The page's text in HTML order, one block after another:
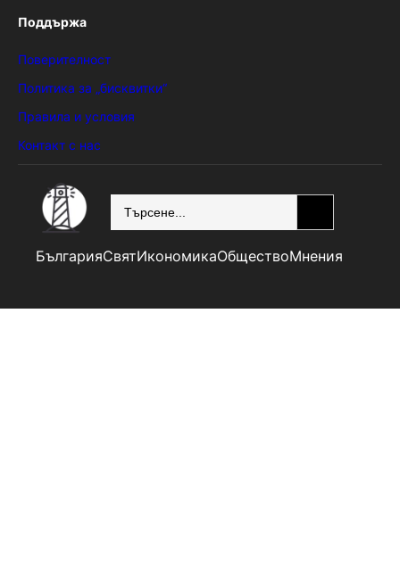
Поддържа
Поверителност
Политика за „бисквитки“
Правила и условия
Контакт с нас
БългарияСвятИкономикаОбществоМнения